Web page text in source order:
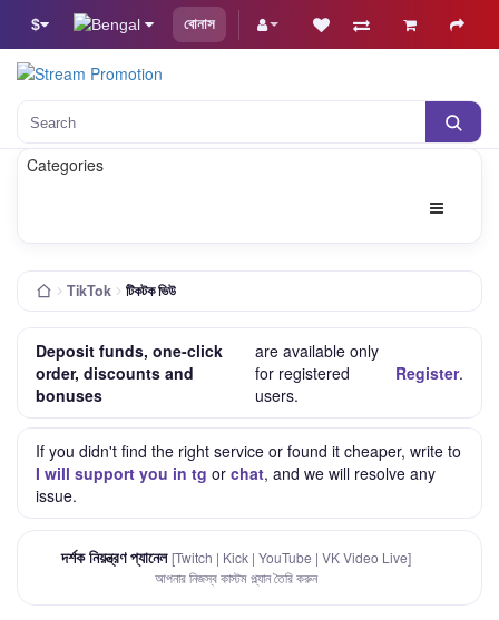
$ বোনাস
Search
Categories
TikTok টিকটক ভিউ
Deposit funds, one-click
order, discounts and
bonuses
are available only
for registered
users.
Register.
If you didn't find the right service or found it cheaper, write to
I will support you in tg or chat, and we will resolve any
issue.
দর্শক নিয়ন্ত্রণ প্যানেল [Twitch | Kick | YouTube | VK Video Live]
আপনার নিজস্ব কাস্টম প্ল্যান তৈরি করুন